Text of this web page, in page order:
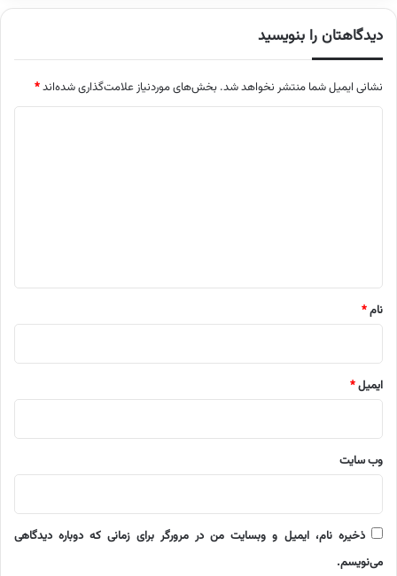
دیدگاهتان را بنویسید
نشانی ایمیل شما منتشر نخواهد شد. بخش‌های موردنیاز علامت‌گذاری شده‌اند*
نام*
ایمیل*
وب‌ سایت
ذخیره نام، ایمیل و وبسایت من در مرورگر برای زمانی که دوباره دیدگاهی
می‌نویسم.